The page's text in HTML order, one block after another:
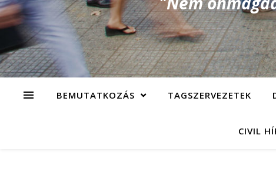
BEMUTATKOZÁS TAGSZERVEZETEK
CIVIL